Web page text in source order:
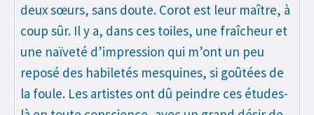
deux sœurs, sans doute. Corot est leur maître, à
coup sûr. Il y a, dans ces toiles, une fraîcheur et
une naïveté d’impression qui m’ont un peu
reposé des habiletés mesquines, si goûtées de
la foule. Les artistes ont dû peindre ces études-